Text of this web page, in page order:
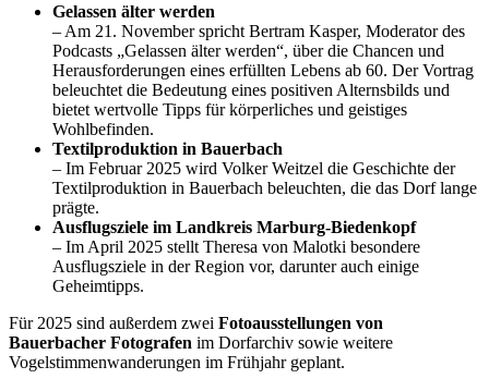
Gelassen älter werden
– Am 21. November spricht Bertram Kasper, Moderator des
Podcasts „Gelassen älter werden“, über die Chancen und
Herausforderungen eines erfüllten Lebens ab 60. Der Vortrag
beleuchtet die Bedeutung eines positiven Alternsbilds und
bietet wertvolle Tipps für körperliches und geistiges
Wohlbefinden.
Textilproduktion in Bauerbach
– Im Februar 2025 wird Volker Weitzel die Geschichte der
Textilproduktion in Bauerbach beleuchten, die das Dorf lange
prägte.
Ausflugsziele im Landkreis Marburg-Biedenkopf
– Im April 2025 stellt Theresa von Malotki besondere
Ausflugsziele in der Region vor, darunter auch einige
Geheimtipps.
Für 2025 sind außerdem zwei Fotoausstellungen von
Bauerbacher Fotografen im Dorfarchiv sowie weitere
Vogelstimmenwanderungen im Frühjahr geplant.